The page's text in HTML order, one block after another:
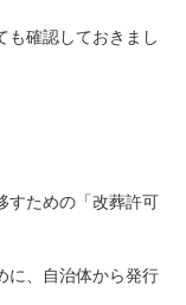
も確認しておきまし
すための「改葬許可
に、自治体から発行